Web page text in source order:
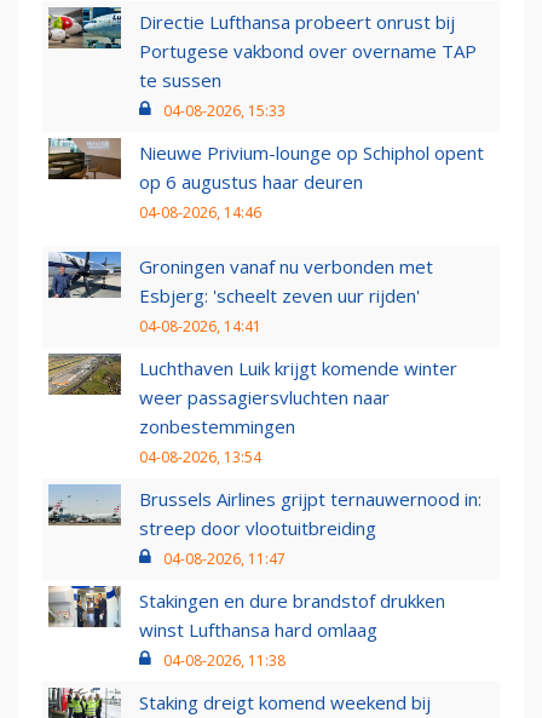
Directie Lufthansa probeert onrust bij
Portugese vakbond over overname TAP
te sussen
04-08-2026, 15:33
Nieuwe Privium-lounge op Schiphol opent
op 6 augustus haar deuren
04-08-2026, 14:46
Groningen vanaf nu verbonden met
Esbjerg: 'scheelt zeven uur rijden'
04-08-2026, 14:41
Luchthaven Luik krijgt komende winter
weer passagiersvluchten naar
zonbestemmingen
04-08-2026, 13:54
Brussels Airlines grijpt ternauwernood in:
streep door vlootuitbreiding
04-08-2026, 11:47
Stakingen en dure brandstof drukken
winst Lufthansa hard omlaag
04-08-2026, 11:38
Staking dreigt komend weekend bij